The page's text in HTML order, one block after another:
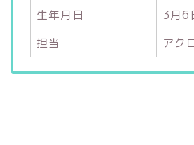
生年月日
3月6
担当
アク